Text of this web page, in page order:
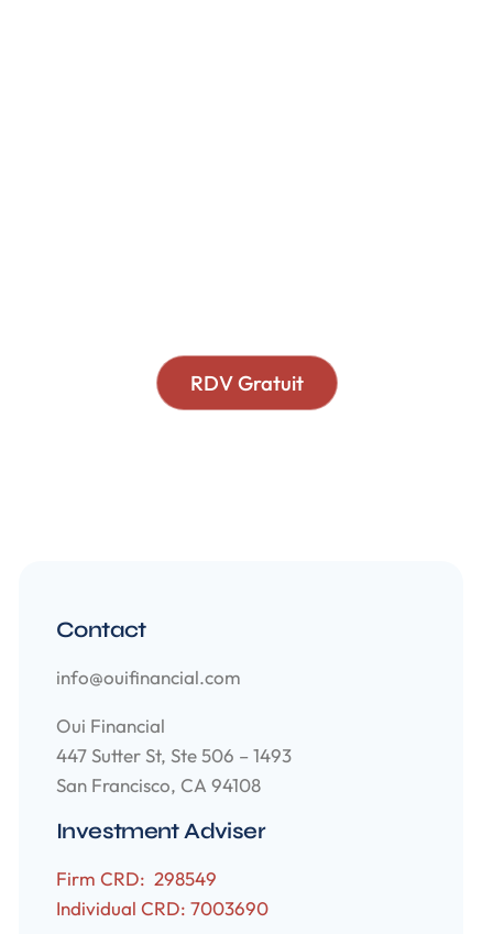
RDV Gratuit
Contact
info@ouifinancial.com
Oui Financial
447 Sutter St, Ste 506 – 1493
San Francisco, CA 94108
Investment Adviser
Firm CRD: 298549
Individual CRD: 7003690